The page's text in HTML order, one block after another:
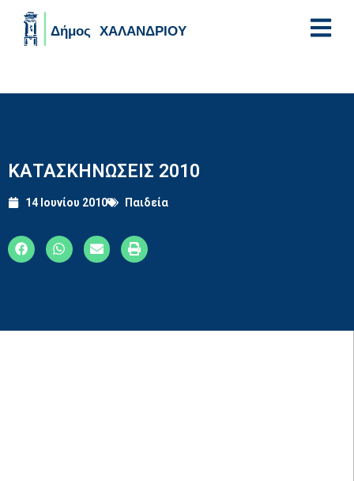
ΚΑΤΑΣΚΗΝΩΣΕΙΣ 2010
14 Ιουνίου 2010 Παιδεία